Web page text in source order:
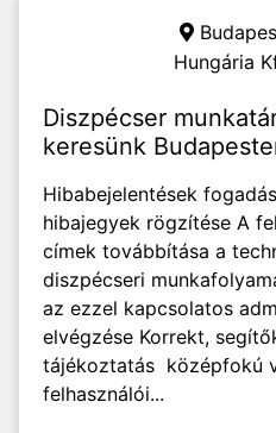
Hungária
Diszpécser
keresünk
Hibabejelentések
hibajegyek rögzítése A
címek továbbítása a
diszpécseri
az ezzel kapcsolatos
elvégzése Korrekt,
tájékoztatás középfokú
felhasználói...